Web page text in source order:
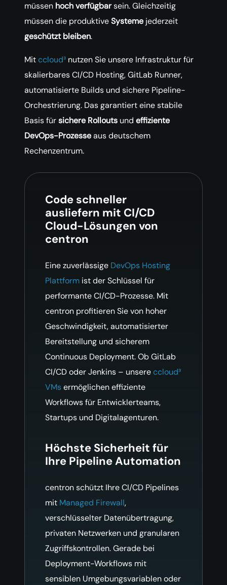
müssen hoch verfügbarsein. Gleichzeitig
müssen die produktiveSysteme jederzeit
geschützt bleiben.
Mitccloud³ nutzen Sie unsere Infrastruktur für
skalierbares CI/CD Hosting, GitLab Runner,
automatisierte Builds und sichere Pipeline-
Orchestrierung. Das garantiert eine stabile
Basis fürsichere Rollouts und effiziente
DevOps-Prozesseaus deutschem
Rechenzentrum.
Code schneller
ausliefern mit CI/CD
Cloud-Lösungen von
centron
Eine zuverlässige DevOps Hosting
Plattform ist der Schlüssel für
performante CI/CD-Prozesse. Mit
centron profitieren Sie von hoher
Geschwindigkeit, automatisierter
Bereitstellung und sicherem
Continuous Deployment. Ob GitLab
CI/CD oder Jenkins – unsereccloud³
VMsermöglichen effiziente
Workflows für Entwicklerteams,
Startups und Digitalagenturen.
Höchste Sicherheit für
Ihre Pipeline Automation
centron schützt Ihre CI/CD Pipelines
mit Managed Firewall,
verschlüsselter Datenübertragung,
privaten Netzwerken und granularen
Zugriffskontrollen. Gerade bei
Deployment-Workflows mit
sensiblen Umgebungsvariablen oder